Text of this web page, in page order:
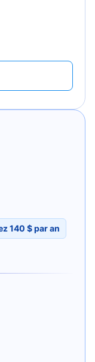
140 $ par an